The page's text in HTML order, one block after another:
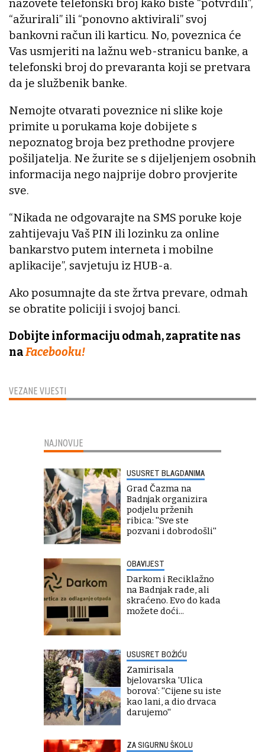
VEZANE VIJESTI
nazovete telefonski broj kako biste “potvrdili”,
“ažurirali” ili “ponovno aktivirali” svoj
bankovni račun ili karticu. No, poveznica će
Vas usmjeriti na lažnu web-stranicu banke, a
telefonski broj do prevaranta koji se pretvara
da je službenik banke.
Nemojte otvarati poveznice ni slike koje
primite u porukama koje dobijete s
nepoznatog broja bez prethodne provjere
pošiljatelja. Ne žurite se s dijeljenjem osobnih
informacija nego najprije dobro provjerite
sve.
“Nikada ne odgovarajte na SMS poruke koje
zahtijevaju Vaš PIN ili lozinku za online
bankarstvo putem interneta i mobilne
aplikacije”, savjetuju iz HUB-a.
Ako posumnajte da ste žrtva prevare, odmah
se obratite policiji i svojoj banci.
Dobijte informaciju odmah, zapratite nas
naFacebooku!
NAJNOVIJE
USUSRET BLAGDANIMA
Grad Čazma na
Badnjak organizira
podjelu prženih
ribica: ''Sve ste
pozvani i dobrodošli''
OBAVIJEST
Darkom i Reciklažno
na Badnjak rade, ali
skraćeno. Evo do kada
možete doći...
USUSRET BOŽIĆU
Zamirisala
bjelovarska 'Ulica
borova': ''Cijene su iste
kao lani, a dio drvaca
darujemo''
ZA SIGURNU ŠKOLU